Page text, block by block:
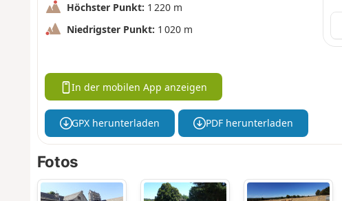
Höchster Punkt: 1 220 m
Niedrigster Punkt: 1 020 m
In der mobilen App anzeigen
GPX herunterladen PDF herunterladen
Fotos